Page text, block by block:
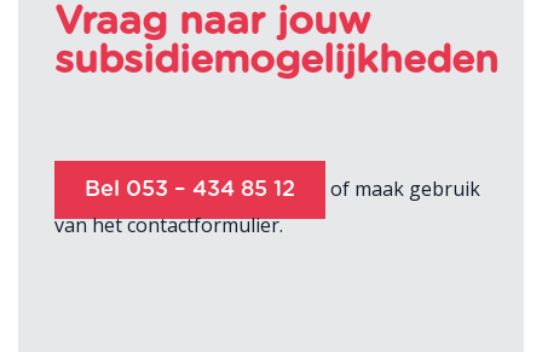
Vraag naar jouw
subsidiemogelijkheden
Bel 053 – 434 85 12
of maak gebruik
van het contactformulier.